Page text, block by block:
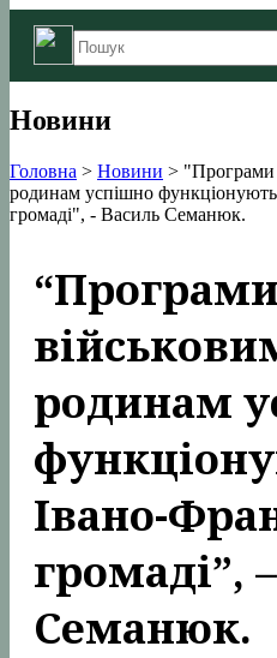
Новини
Головна > Новини > "Програми
родинам успішно функціонують
громаді", - Василь Семанюк.
родинам
Івано-
громаді”,
Семанюк.